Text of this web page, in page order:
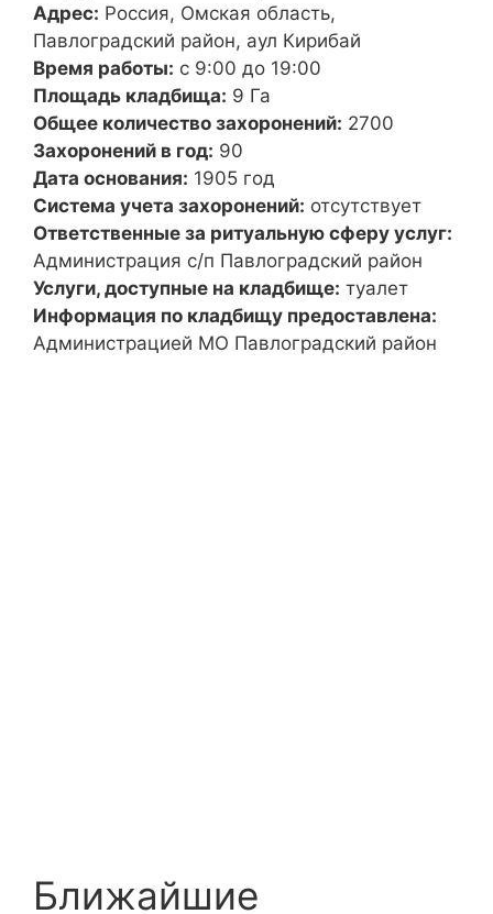
Адрес: Россия, Омская область,
Павлоградский район, аул Кирибай
Время работы: с 9:00 до 19:00
Площадь кладбища: 9 Га
Общее количество захоронений: 2700
Захоронений в год: 90
Дата основания: 1905 год
Система учета захоронений: отсутствует
Ответственные за ритуальную сферу услуг:
Администрация с/п Павлоградский район
Услуги, доступные на кладбище: туалет
Информация по кладбищу предоставлена:
Администрацией МО Павлоградский район
Ближайшие